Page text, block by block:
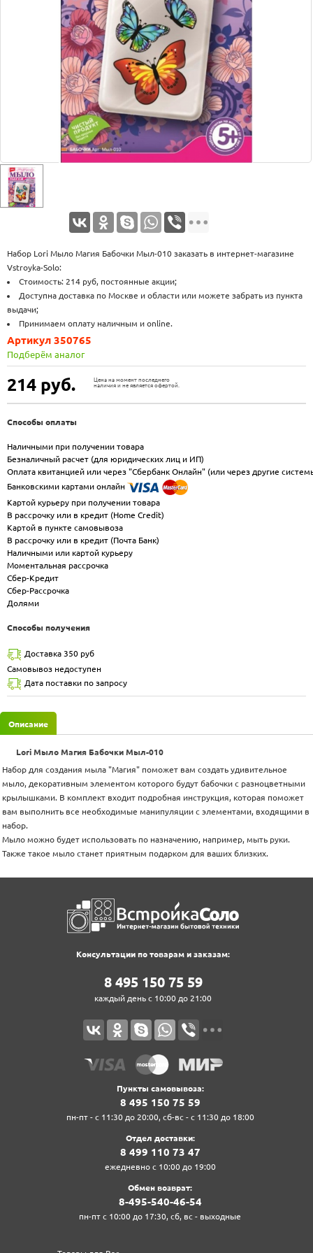
Набор Lori Мыло Магия Бабочки Мыл-010 заказать в интернет-магазине
Vstroyka-Solo:
Стоимость: 214 руб, постоянные акции;
Доступна доставка по Москве и области или можете забрать из пункта
выдачи;
Принимаем оплату наличным и online.
214 руб.
Цена на момент последнего
наличия и не является офертой.
Артикул 350765
Подберём аналог
Способы оплаты
Наличными при получении товара
Безналичный расчет (для юридических лиц и ИП)
Оплата квитанцией или через "Сбербанк Онлайн" (или через другие
Банковскими картами онлайн
Картой курьеру при получении товара
В рассрочку или в кредит (Home Credit)
Картой в пункте самовывоза
В рассрочку или в кредит (Почта Банк)
Наличными или картой курьеру
Моментальная рассрочка
Сбер-Кредит
Сбер-Рассрочка
Долями
Способы получения
Доставка 350 руб
Самовывоз недоступен
Дата поставки по запросу
Описание
Lori Мыло Магия Бабочки Мыл-010
Набор для создания мыла "Магия" поможет вам создать удивительное
мыло, декоративным элементом которого будут бабочки с разноцветными
крылышками. В комплект входит подробная инструкция, которая поможет
вам выполнить все необходимые манипуляции с элементами, входящими в
набор.
Мыло можно будет использовать по назначению, например, мыть руки.
Также такое мыло станет приятным подарком для ваших близких.
Консультации по товарам и заказам:
8‍ 4‍9‍5‍ 1‍5‍0‍ 7‍5‍ 5‍9‍
каждый день с 10:00 до 21:00
Пункты самовывоза:
8‍ 4‍9‍5‍ 1‍5‍0‍ 7‍5‍ 5‍9‍
пн-пт - с 11:30 до 20:00, сб-вс - с 11:30 до 18:00
Отдел доставки:
8‍ 4‍9‍9‍ 1‍1‍0‍ 7‍3‍ 4‍7‍
ежедневно с 10:00 до 19:00
Обмен возврат:
8‍-4‍9‍5‍-5‍4‍0‍-4‍6‍-5‍4‍
пн-пт с 10:00 до 17:30, сб, вс - выходные